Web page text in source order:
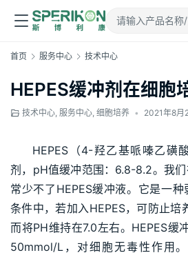
首页 服务中心 技术中心
HEPES缓冲剂在细胞
技术中心, 服务中心, 细胞培养 • 2021年8月
HEPES（4-羟乙基哌嗪乙磺
剂，pH值缓冲范围：6.8-8.2。我们
常少不了HEPES缓冲液。它是一
条件中，若加入HEPES，可防止培
而将PH维持在7.0左右。HEPES缓
50mmol/L，对细胞无毒性作用